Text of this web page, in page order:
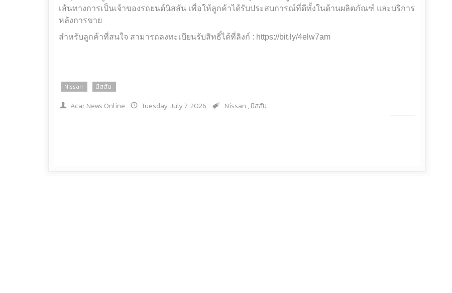
เส้นทางการเป็นเจ้าของรถยนต์นิสสัน เพื่อให้ลูกค้าได้รับประสบการณ์ที่ดีทั้งในด้านผลิตภัณฑ์ และบริการ
หลังการขาย
สำหรับลูกค้าที่สนใจ สามารถลงทะเบียนรับสิทธิ์ได้ที่ลิงก์ : https://bit.ly/4elw7am
Nissan นิสสัน
Acar News Online Tuesday, July 7, 2026 Nissan , นิสสัน